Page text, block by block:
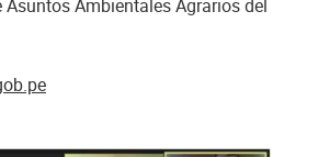
Asuntos Ambientales Agrarios del